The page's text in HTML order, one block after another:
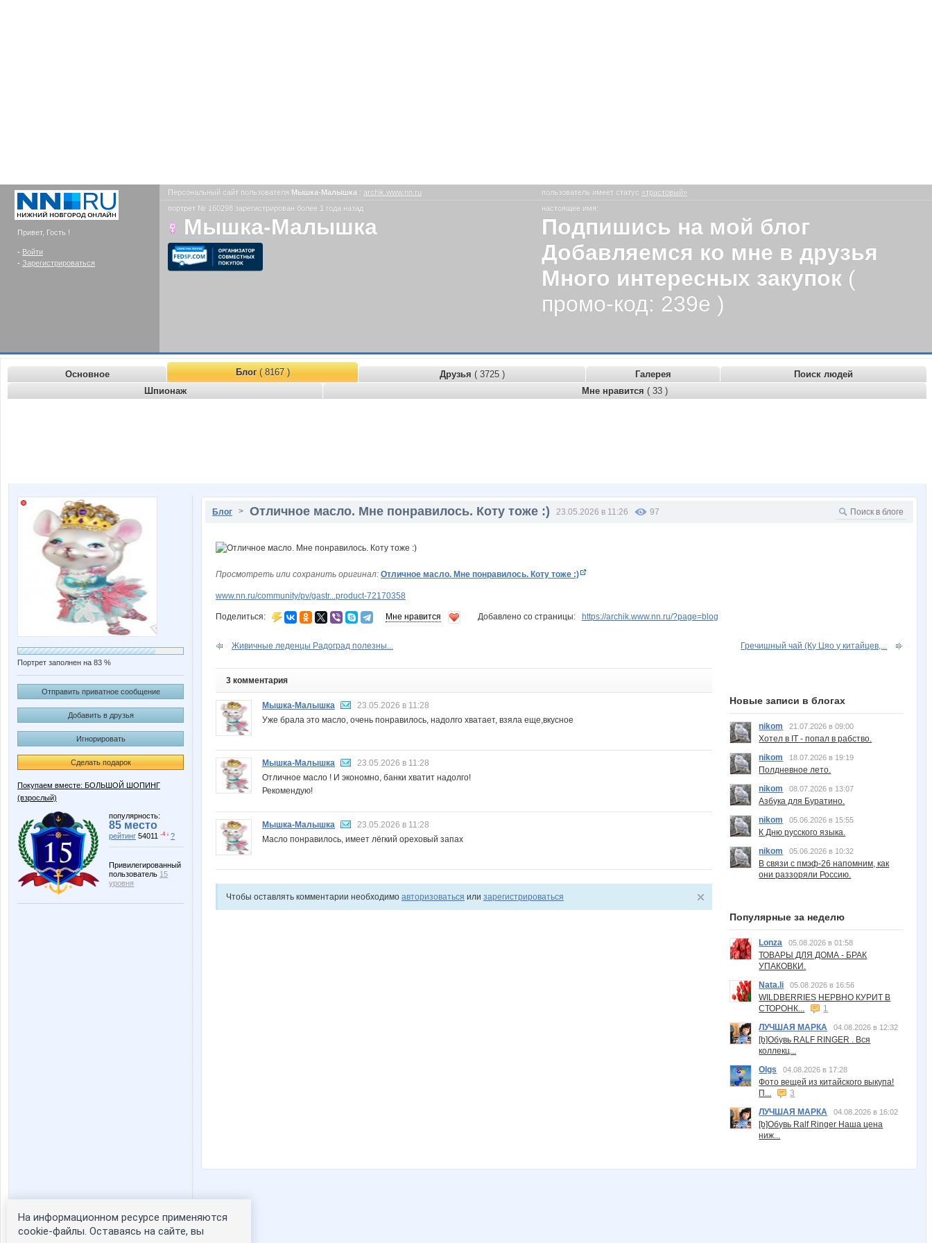
Привет, Гость !
- Войти
- Зарегистрироваться
Персональный сайт пользователя Мышка-Малышка : archik.www.nn.ru пользователь имеет статус «трастовый»
портрет № 160298 зарегистрирован более 1 года назад
Мышка-Малышка
настоящее имя:
Подпишись на мой блог
Добавляемся ко мне в друзья
Много интересных закупок (
промо-код: 239e )
Основное Блог( 8167 ) Друзья ( 3725 ) Галерея
Поиск людей
Шпионаж
Мне нравится ( 33 )
Портрет заполнен на 83 %
Отправить приватное сообщение
Добавить в друзья
Игнорировать
Сделать подарок
Покупаем вместе: БОЛЬШОЙ ШОПИНГ
(взрослый)
популярность:
85 место
рейтинг 54011 -4 ↓ ?
Привилегированный
пользователь 15
уровня
Статистика портрета:
Блог > Отличное масло. Мне понравилось. Коту тоже :) 23.05.2026 в 11:26 97
Просмотреть или сохранить оригинал: Отличное масло. Мне понравилось. Коту тоже :)
www.nn.ru/community/pv/gastr...product-72170358
Поделиться: Мне нравится Добавлено со страницы: https://archik.www.nn.ru/?page=blog
Живичные леденцы Радоград полезны... Гречишный чай (Ку Цяо у китайцев,...
3 комментария
Мышка-Малышка
23.05.2026 в 11:28
Уже брала это масло, очень понравилось, надолго хватает, взяла еще,вкусное
Мышка-Малышка
23.05.2026 в 11:28
Отличное масло ! И экономно, банки хватит надолго!
Рекомендую!
Мышка-Малышка
23.05.2026 в 11:28
Масло понравилось, имеет лёгкий ореховый запах
Чтобы оставлять комментарии необходимо авторизоваться или зарегистрироваться
Новые записи в блогах
nikom 21.07.2026 в 09:00
Хотел в IT - попал в рабство.
nikom
18.07.2026 в 19:19
Полдневное лето.
nikom
08.07.2026 в 13:07
Азбука для Буратино.
nikom
05.06.2026 в 15:55
К Дню русского языка.
nikom
05.06.2026 в 10:32
В связи с пмэф-26 напомним, как
они раззоряли Россию.
Популярные за неделю
Lonza 05.08.2026 в 01:58
ТОВАРЫ ДЛЯ ДОМА - БРАК
УПАКОВКИ.
Nata.li
05.08.2026 в 16:56
WILDBERRIES НЕРВНО КУРИТ В
СТОРОНК...
1
ЛУЧШАЯ МАРКА
04.08.2026 в 12:32
[b]Обувь RALF RINGER . Вся
коллекц...
Olgs
04.08.2026 в 17:28
Фото вещей из китайского выкупа!
П...
3
ЛУЧШАЯ МАРКА
04.08.2026 в 16:02
[b]Обувь Ralf Ringer Наша цена
ниж...
На информационном ресурсе применяются
cookie-файлы. Оставаясь на сайте, вы